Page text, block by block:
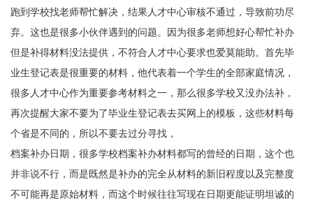
跑到学校找老师帮忙解决，结果人才中心审核不通过，导致前功尽
弃。这也是很多小伙伴遇到的问题。因为很多老师想好心帮忙补办
但是补得材料没法提供，不符合人才中心要求也爱莫能助。首先毕
业生登记表是很重要的材料，他代表着一个学生的全部家庭情况，
很多人才中心作为重要参考材料之一，那么很多学校又没办法补，
再次提醒大家不要为了毕业生登记表去买网上的模板，这些材料每
个省是不同的，所以不要去过分寻找，
档案补办日期，很多学校档案补办材料都写的曾经的日期，这个也
并非说不行，而是既然是补办的完全从材料的新旧程度以及完整度
不可能再是原始材料，而这个时候往往写现在日期更能证明坦诚的